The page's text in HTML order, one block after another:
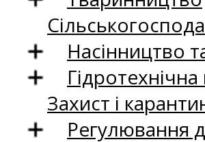
Насінництво
Захист і
Регулювання